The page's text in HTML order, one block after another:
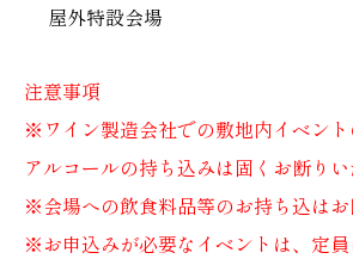
屋外特設会場
注意事項
※ワイン製造会社での敷地内イベン
アルコールの持ち込みは固くお断りい
※会場への飲食料品等のお持ち込はお
※お申込みが必要なイベントは、定